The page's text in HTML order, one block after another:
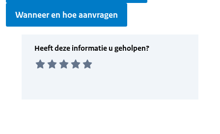
Wanneer en hoe aanvragen